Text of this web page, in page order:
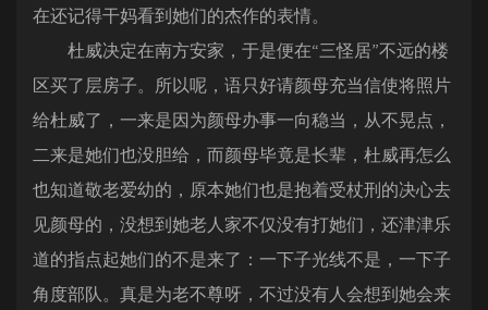
在还记得干妈看到她们的杰作的表情。
杜威决定在南方安家，于是便在“三怪居”不远的楼
区买了层房子。所以呢，语只好请颜母充当信使将照片
给杜威了，一来是因为颜母办事一向稳当，从不晃点，
二来是她们也没胆给，而颜母毕竟是长辈，杜威再怎么
也知道敬老爱幼的，原本她们也是抱着受杖刑的决心去
见颜母的，没想到她老人家不仅没有打她们，还津津乐
道的指点起她们的不是来了：一下子光线不是，一下子
角度部队。真是为老不尊呀，不过没有人会想到她会来